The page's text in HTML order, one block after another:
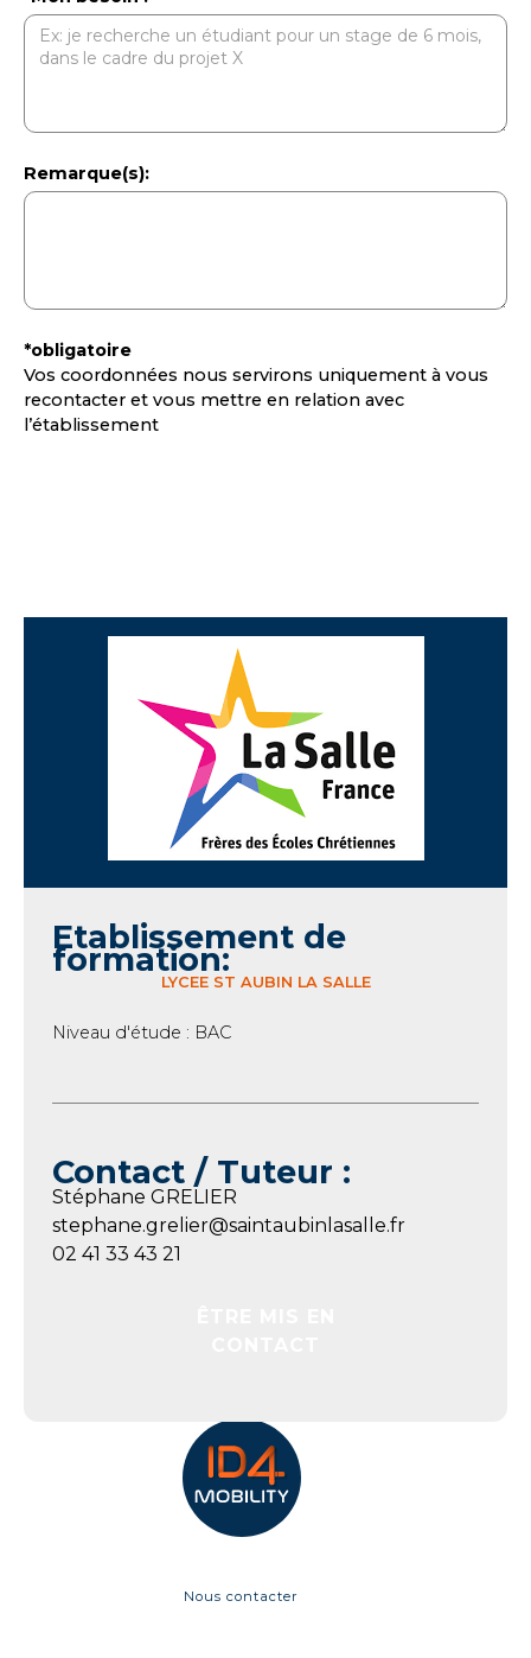
Etablissement de
formation:
LYCEE ST AUBIN LA SALLE
Niveau d'étude : BAC
Contact / Tuteur :
Stéphane GRELIER
stephane.grelier@saintaubinlasalle.fr
02 41 33 43 21
Remarque(s):
*obligatoire
Vos coordonnées nous servirons uniquement à vous
recontacter et vous mettre en relation avec
l’établissement
Nous contacter